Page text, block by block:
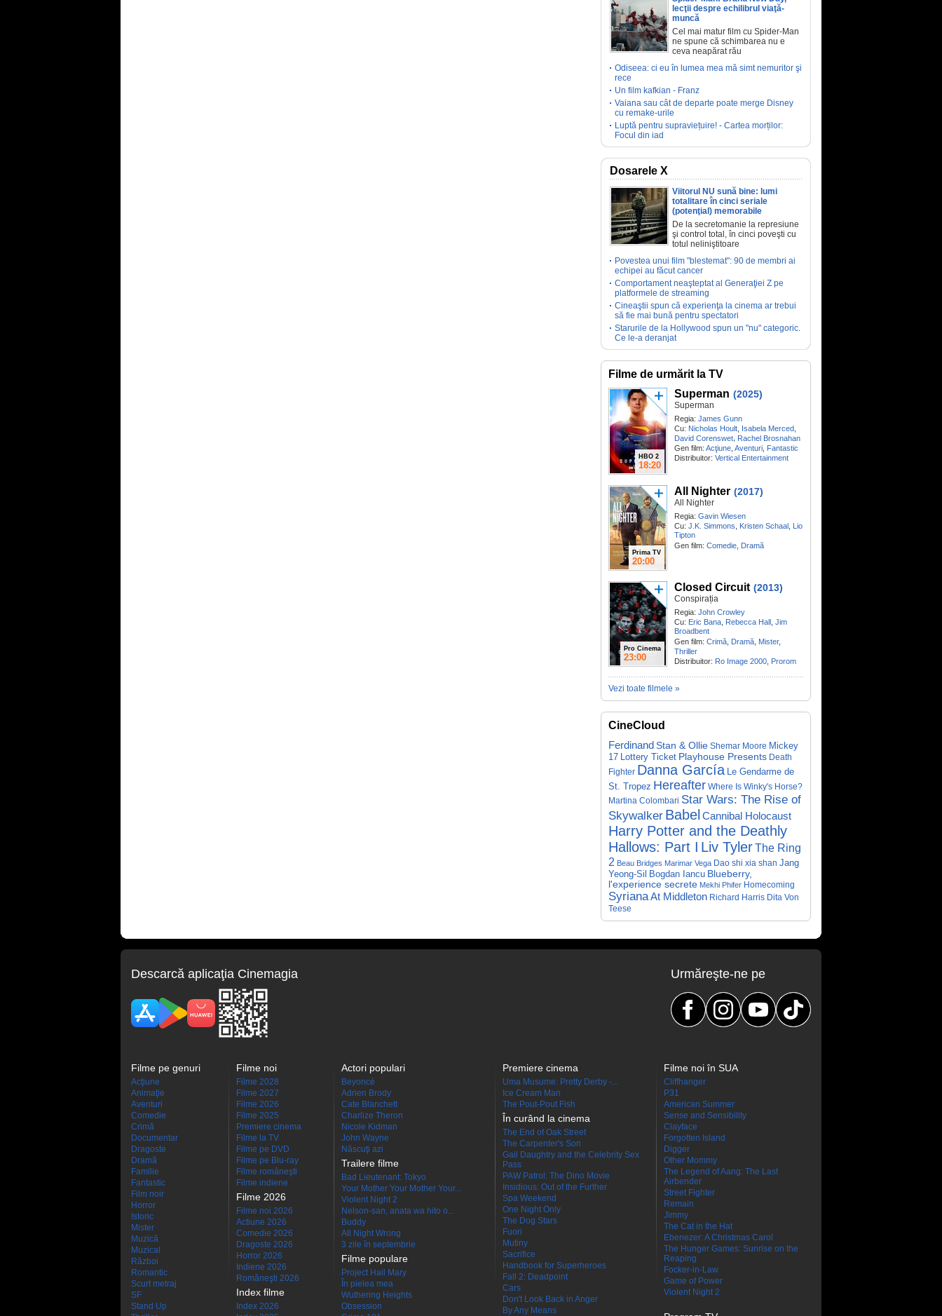
lecţii despre echilibrul viaţă-
muncă
Cel mai matur film cu Spider-Man
ne spune că schimbarea nu e
ceva neapărat rău
Odiseea: ci eu în lumea mea mă simt nemuritor şi
rece
Un film kafkian - Franz
Vaiana sau cât de departe poate merge Disney
cu remake-urile
Luptă pentru supraviețuire! - Cartea morților:
Focul din iad
Dosarele X
Viitorul NU sună bine: lumi
totalitare în cinci seriale
(potenţial) memorabile
De la secretomanie la represiune
şi control total, în cinci poveşti cu
totul neliniştitoare
Povestea unui film "blestemat": 90 de membri ai
echipei au făcut cancer
Comportament neaşteptat al Generaţiei Z pe
platformele de streaming
Cineaştii spun că experienţa la cinema ar trebui
să fie mai bună pentru spectatori
Starurile de la Hollywood spun un "nu" categoric.
Ce le-a deranjat
Filme de urmărit la TV
HBO 2
18:20
Superman (2025)
Superman
Regia: James Gunn
Cu: Nicholas Hoult Isabela Merced
David Corenswet, Rachel Brosnahan
Gen film: Acţiune Aventuri Fantastic
Distribuitor: Vertical Entertainment
Prima TV
20:00
All Nighter (2017)
All Nighter
Regia: Gavin Wiesen
Cu: J.K. Simmons Kristen Schaal Lio
Tipton
Gen film: Comedie Dramă
Pro Cinema
23:00
Closed Circuit (2013)
Conspirația
Regia: John Crowley
Cu: Eric Bana Rebecca Hall Jim
Broadbent
Gen film: Crimă Dramă Mister,
Thriller
Distribuitor: Ro Image 2000 Prorom
Vezi toate filmele »
CineCloud
Ferdinand Stan & Ollie Shemar Moore Mickey
17 Lottery Ticket Playhouse Presents Death
Fighter Danna García Le Gendarme de
St. Tropez Hereafter Where Is Winky's Horse?
Martina Colombari Star Wars: The Rise of
Skywalker Babel Cannibal Holocaust
Harry Potter and the Deathly
Hallows: Part I Liv TylerThe Ring
2 Beau Bridges Marimar Vega Dao shi xia shan Jang
Yeong-Sil
Bogdan Iancu Blueberry,
l'experience secrete Mekhi Phifer Homecoming
SyrianaAt Middleton Richard Harris Dita Von
Teese
Descarcă aplicaţia Cinemagia Urmăreşte-ne pe
Filme pe genuri
Acţiune
Animaţie
Aventuri
Comedie
Crimă
Documentar
Dragoste
Dramă
Familie
Fantastic
Film noir
Horror
Istoric
Mister
Muzică
Muzical
Război
Romantic
Scurt metraj
SF
Stand Up
Filme noi
Filme 2028
Filme 2027
Filme 2026
Filme 2025
Premiere cinema
Filme la TV
Filme pe DVD
Filme pe Blu-ray
Filme româneşti
Filme indiene
Filme 2026
Filme noi 2026
Actiune 2026
Comedie 2026
Dragoste 2026
Horror 2026
Indiene 2026
Româneşti 2026
Index filme
Index 2026
Actori populari
Beyoncé
Adrien Brody
Cate Blanchett
Charlize Theron
Nicole Kidman
John Wayne
Născuţi azi
Trailere filme
Bad Lieutenant: Tokyo
Your Mother Your Mother Your...
Violent Night 2
Nelson-san, anata wa hito o...
Buddy
All Night Wrong
3 zile în septembrie
Filme populare
Project Hail Mary
În pielea mea
Wuthering Heights
Obsession
Premiere cinema
Uma Musume: Pretty Derby -...
Ice Cream Man
The Pout-Pout Fish
În curând la cinema
The End of Oak Street
The Carpenter's Son
Gail Daughtry and the Celebrity Sex
Pass
PAW Patrol: The Dino Movie
Insidious: Out of the Further
Spa Weekend
One Night Only
The Dog Stars
Fuori
Mutiny
Sacrifice
Handbook for Superheroes
Fall 2: Deadpoint
Cars
Don't Look Back in Anger
By Any Means
Filme noi în SUA
Cliffhanger
P31
American Summer
Sense and Sensibility
Clayface
Forgotten Island
Digger
Other Mommy
The Legend of Aang: The Last
Airbender
Street Fighter
Remain
Jimmy
The Cat in the Hat
Ebenezer: A Christmas Carol
The Hunger Games: Sunrise on the
Reaping
Focker-in-Law
Game of Power
Violent Night 2